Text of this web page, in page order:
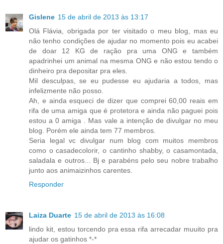
Gislene 15 de abril de 2013 às 13:17
Olá Flávia, obrigada por ter visitado o meu blog, mas eu
não tenho condições de ajudar no momento pois eu acabei
de doar 12 KG de ração pra uma ONG e também
apadrinhei um animal na mesma ONG e não estou tendo o
dinheiro pra depositar pra eles.
Mil desculpas, se eu pudesse eu ajudaria a todos, mas
infelizmente não posso.
Ah, e ainda esqueci de dizer que comprei 60,00 reais em
rifa de uma amiga que é protetora e ainda não paguei pois
estou a 0 amiga . Mas vale a intenção de divulgar no meu
blog. Porém ele ainda tem 77 membros.
Seria legal vc divulgar num blog com muitos membros
como o casadecolorir, o cantinho shabby, o casamontada,
saladala e outros... Bj e parabéns pelo seu nobre trabalho
junto aos animaizinhos carentes.
Responder
Laiza Duarte 15 de abril de 2013 às 16:08
lindo kit, estou torcendo pra essa rifa arrecadar muuito pra
ajudar os gatinhos *-*